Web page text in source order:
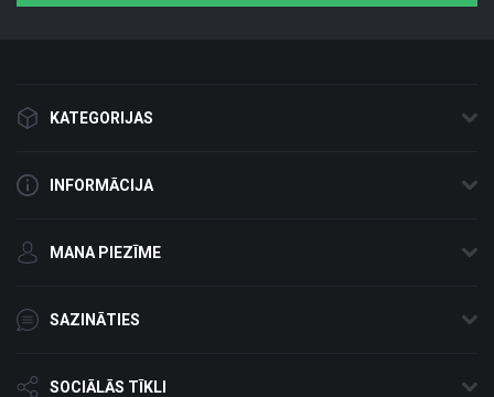
KATEGORIJAS
INFORMĀCIJA
MANA PIEZĪME
SAZINĀTIES
SOCIĀLĀS TĪKLI